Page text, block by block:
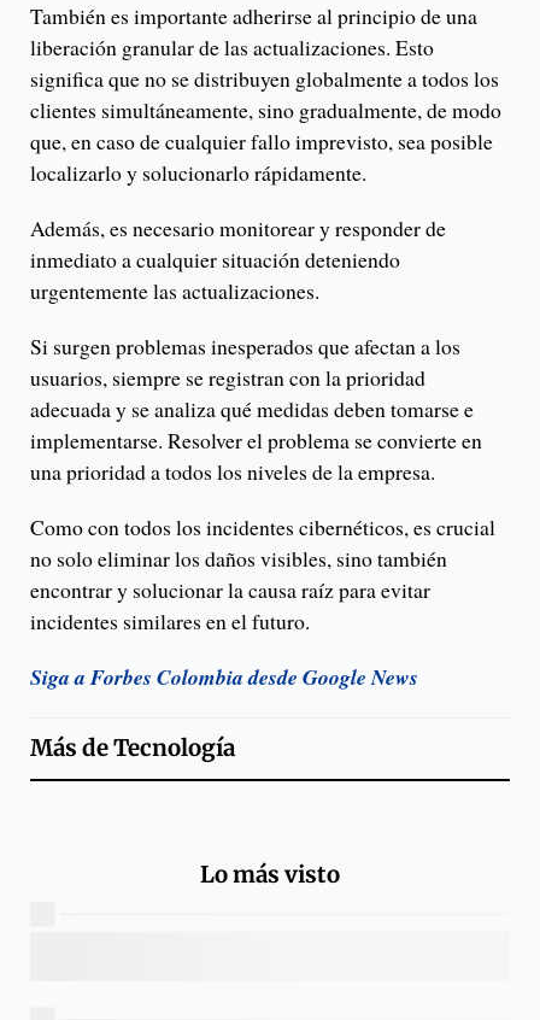
También es importante adherirse al principio de una
liberación granular de las actualizaciones. Esto
significa que no se distribuyen globalmente a todos los
clientes simultáneamente, sino gradualmente, de modo
que, en caso de cualquier fallo imprevisto, sea posible
localizarlo y solucionarlo rápidamente.
Además, es necesario monitorear y responder de
inmediato a cualquier situación deteniendo
urgentemente las actualizaciones.
Si surgen problemas inesperados que afectan a los
usuarios, siempre se registran con la prioridad
adecuada y se analiza qué medidas deben tomarse e
implementarse. Resolver el problema se convierte en
una prioridad a todos los niveles de la empresa.
Como con todos los incidentes cibernéticos, es crucial
no solo eliminar los daños visibles, sino también
encontrar y solucionar la causa raíz para evitar
incidentes similares en el futuro.
Siga a Forbes Colombia desde Google News
Más deTecnología
Lo más visto